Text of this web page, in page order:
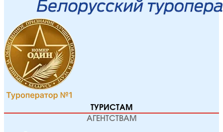
ТУРИСТАМ
АГЕНТСТВАМ